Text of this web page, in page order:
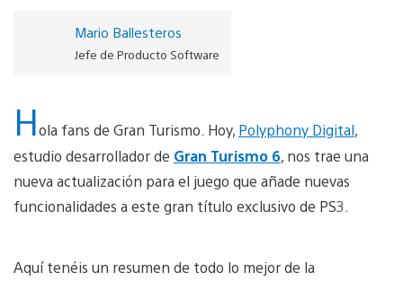
Mario Ballesteros
Jefe de Producto Software
Hola fans de Gran Turismo. Hoy, Polyphony Digital,
estudio desarrollador de Gran Turismo 6, nos trae una
nueva actualización para el juego que añade nuevas
funcionalidades a este gran título exclusivo de PS3.
Aquí tenéis un resumen de todo lo mejor de la